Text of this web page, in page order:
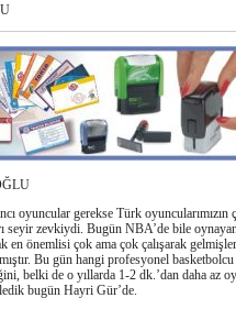
oyuncular gerekse Türk oyuncularımızın
seyir zevkiydi. Bugün NBA’de bile
en önemlisi çok ama çok çalışarak
Bu gün hangi profesyonel
belki de o yıllarda 1-2 dk.’dan daha az
bugün Hayri Gür’de.